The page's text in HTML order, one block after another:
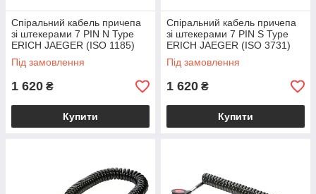
Спіральний кабель причепа
зі штекерами 7 PIN N Type
ERICH JAEGER (ISO 1185)
24V пластик Ø50
Під замовлення
1 620 ₴
Купити
Спіральний кабель причепа
зі штекерами 7 PIN S Type
ERICH JAEGER (ISO 3731)
24V пластик Ø50
Під замовлення
1 620 ₴
Купити